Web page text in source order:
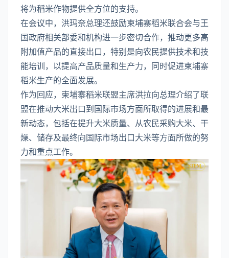
将为稻米作物提供全方位的支持。
在会议中，洪玛奈总理还鼓励柬埔寨稻米联合会与王
国政府相关部委和机构进一步密切合作，推动更多高
附加值产品的直接出口，特别是向农民提供技术和技
能培训，以提高产品质量和生产力，同时促进柬埔寨
稻米生产的全面发展。
作为回应，柬埔寨稻米联盟主席洪拉向总理介绍了联
盟在推动大米出口到国际市场方面所取得的进展和最
新动态，包括在提升大米质量、从农民采购大米、干
燥、储存及最终向国际市场出口大米等方面所做的努
力和重点工作。